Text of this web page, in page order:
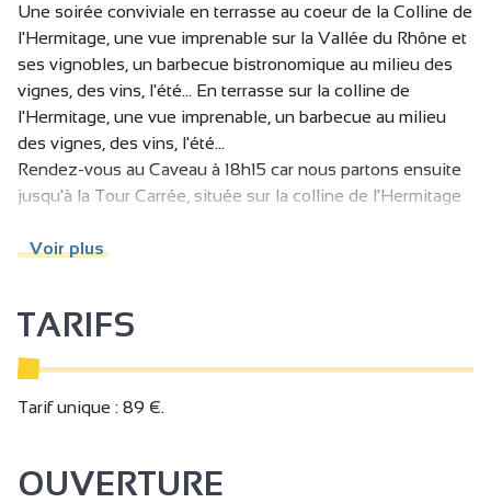
Une soirée conviviale en terrasse au coeur de la Colline de
l'Hermitage, une vue imprenable sur la Vallée du Rhône et
ses vignobles, un barbecue bistronomique au milieu des
vignes, des vins, l'été... En terrasse sur la colline de
l'Hermitage, une vue imprenable, un barbecue au milieu
des vignes, des vins, l'été...
Rendez-vous au Caveau à 18h15 car nous partons ensuite
jusqu'à la Tour Carrée, située sur la colline de l'Hermitage
Vous visiterez quelques-unes de nos parcelles
Vous passerez ensuite à table pour un barbecue
exceptionnel en terrasse au coeur du vignoble.
Attention: en cas de mauvaise météo (grand vent ou pluie)
contre-indications alimentaires (aucune CIA ne pourront
Voir plus
TARIFS
Tarif unique : 89 €.
OUVERTURE